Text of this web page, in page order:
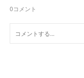
0コメント